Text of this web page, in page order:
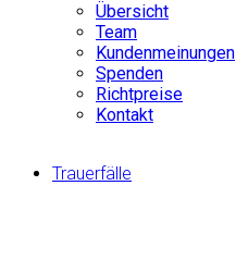
Übersicht
Team
Kundenmeinungen
Spenden
Richtpreise
Kontakt
Trauerfälle